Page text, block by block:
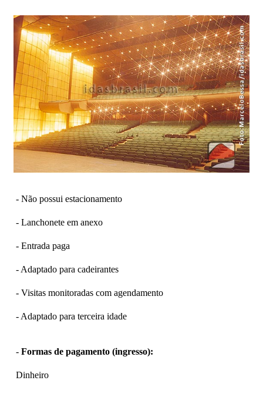
- Não possui estacionamento
- Lanchonete em anexo
- Entrada paga
- Adaptado para cadeirantes
- Visitas monitoradas com agendamento
- Adaptado para terceira idade
- Formas de pagamento (ingresso):
Dinheiro